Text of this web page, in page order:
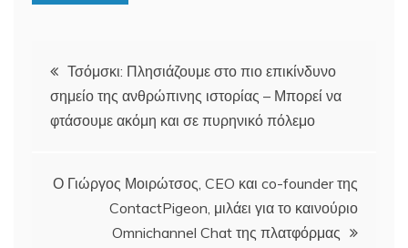
Post
navigation
Τσόμσκι: Πλησιάζουμε στο πιο επικίνδυνο
σημείο της ανθρώπινης ιστορίας – Μπορεί να
φτάσουμε ακόμη και σε πυρηνικό πόλεμο
Ο Γιώργος Μοιρώτσος, CEO και co-founder της
ContactPigeon, μιλάει για το καινούριο
Omnichannel Chat της πλατφόρμας